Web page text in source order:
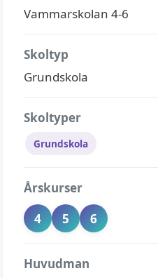
Vammarskolan 4-6
Skoltyp
Grundskola
Skoltyper
Grundskola
Årskurser
4
5 6
Huvudman